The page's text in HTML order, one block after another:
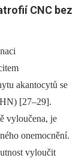
í CNC bez
akantocytů se
[27–29].
vyloučena, je
onemocnění.
vyloučit